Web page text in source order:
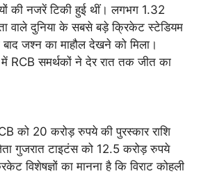
की नजरें टिकी हुई थीं। लगभग 1.32
वाले दुनिया के सबसे बड़े क्रिकेट स्टेडियम
जश्न का माहौल देखने को मिला।
RCB समर्थकों ने देर रात तक जीत का
को 20 करोड़ रुपये की पुरस्कार राशि
गुजरात टाइटंस को 12.5 करोड़ रुपये
विशेषज्ञों का मानना है कि विराट कोहली